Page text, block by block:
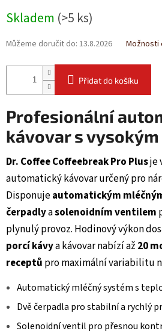
cena:
Skladem (>5 ks)
Můžeme doručit do: 13.8.2026 Možnosti
Přidat do košíku
Profesionální
kávovar s
Dr. Coffee Coffeebreak Pro Plusje
automatický kávovar určený pro
Disponujeautomatickým
čerpadlyasolenoidním ventilem
plynulý provoz. Hodinový výkon
porcí kávya kávovar nabízí až 20
receptů pro maximální variabilitu
Automatický mléčný systém s
Dvě čerpadla pro stabilní a rychlý
Solenoidní ventil pro přesnou